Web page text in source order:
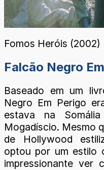
Fomos Heróis (2002)
Falcão Negro
Baseado em um
Negro Em Perigo
estava na
Mogadíscio. Mesmo
de Hollywood
optou por um estilo
impressionante ver